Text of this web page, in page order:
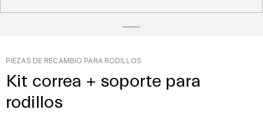
PIEZAS DE RECAMBIO PARA RODILLOS
Kit correa + soporte para
rodillos